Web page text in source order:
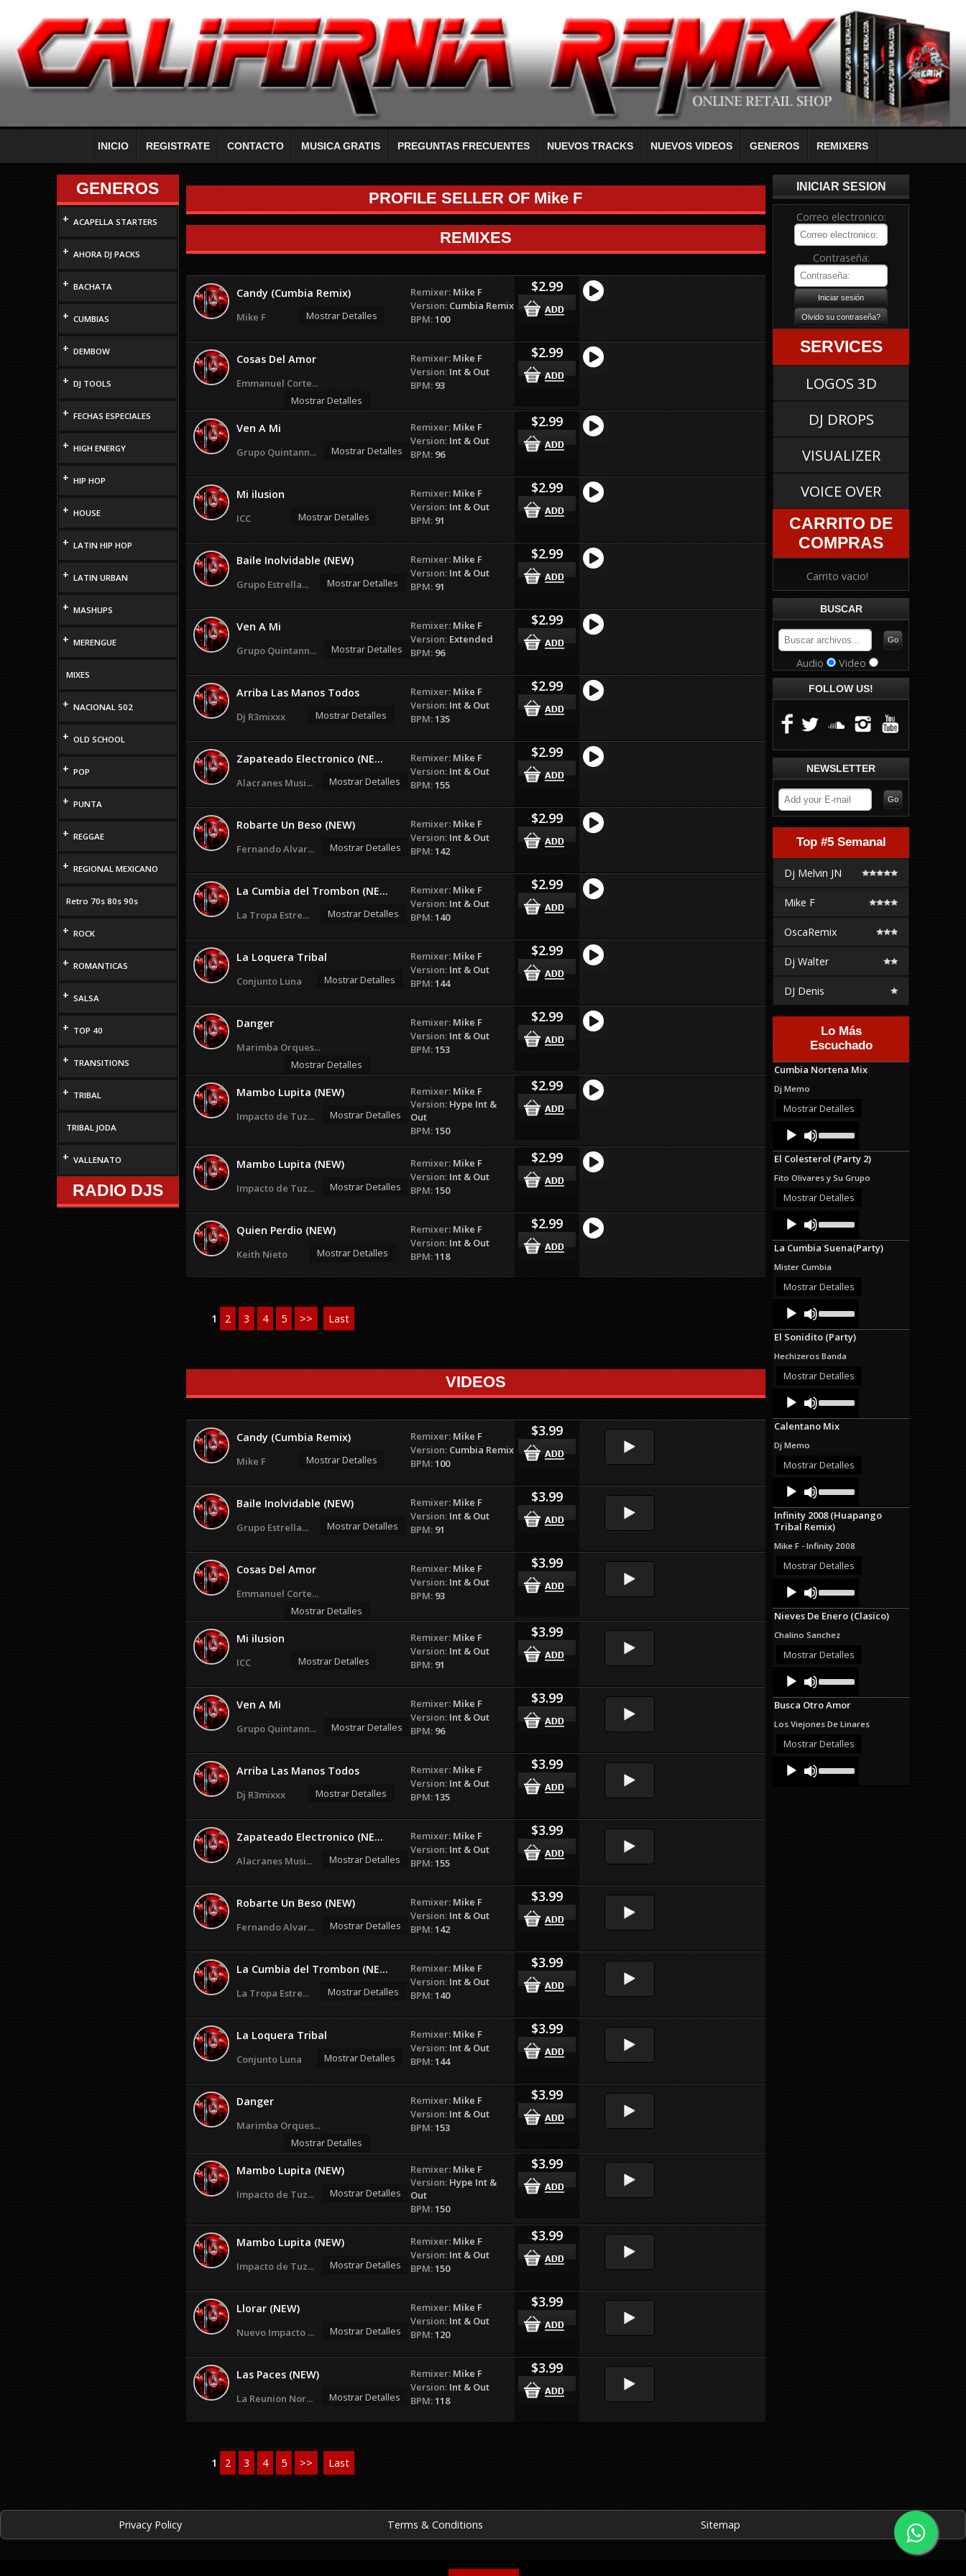
INICIO REGISTRATE CONTACTO MUSICA GRATIS PREGUNTAS FRECUENTES NUEVOS TRACKS NUEVOS VIDEOS GENEROS REMIXERS
GENEROS
+ ACAPELLA STARTERS
+ AHORA DJ PACKS
+ BACHATA
+ CUMBIAS
+ DEMBOW
+ DJ TOOLS
+ FECHAS ESPECIALES
+ HIGH ENERGY
+ HIP HOP
+ HOUSE
+ LATIN HIP HOP
+ LATIN URBAN
+ MASHUPS
+ MERENGUE
MIXES
+ NACIONAL 502
+ OLD SCHOOL
+ POP
+ PUNTA
+ REGGAE
+ REGIONAL MEXICANO
Retro 70s 80s 90s
+ ROCK
+ ROMANTICAS
+ SALSA
+ TOP 40
+ TRANSITIONS
+ TRIBAL
TRIBAL JODA
+ VALLENATO
RADIO DJS
PROFILE SELLER OF Mike F
REMIXES
Candy (Cumbia Remix)
Mike F Mostrar Detalles
Remixer: Mike F
Version: Cumbia Remix
BPM:100
$2.99
Cosas Del Amor
Emmanuel Corte...
Mostrar Detalles
Remixer: Mike F
Version: Int & Out
BPM: 93
$2.99
Ven A Mi
Grupo Quintann... Mostrar Detalles
Remixer: Mike F
Version: Int & Out
BPM: 96
$2.99
Mi ilusion
ICC Mostrar Detalles
Remixer: Mike F
Version: Int & Out
BPM: 91
$2.99
Baile Inolvidable (NEW)
Grupo Estrella... Mostrar Detalles
Remixer: Mike F
Version: Int & Out
BPM: 91
$2.99
Ven A Mi
Grupo Quintann... Mostrar Detalles
Remixer: Mike F
Version: Extended
BPM: 96
$2.99
Arriba Las Manos Todos
Dj R3mixxx Mostrar Detalles
Remixer: Mike F
Version: Int & Out
BPM:135
$2.99
Zapateado Electronico (NE...
Alacranes Musi... Mostrar Detalles
Remixer: Mike F
Version: Int & Out
BPM:155
$2.99
Robarte Un Beso (NEW)
Fernando Alvar... Mostrar Detalles
Remixer: Mike F
Version: Int & Out
BPM:142
$2.99
La Cumbia del Trombon (NE...
La Tropa Estre... Mostrar Detalles
Remixer: Mike F
Version: Int & Out
BPM:140
$2.99
La Loquera Tribal
Conjunto Luna Mostrar Detalles
Remixer: Mike F
Version: Int & Out
BPM:144
$2.99
Danger
Marimba Orques...
Mostrar Detalles
Remixer: Mike F
Version: Int & Out
BPM:153
$2.99
Mambo Lupita (NEW)
Impacto de Tuz... Mostrar Detalles
Remixer: Mike F
Version: Hype Int &
Out
BPM:150
$2.99
Mambo Lupita (NEW)
Impacto de Tuz... Mostrar Detalles
Remixer: Mike F
Version: Int & Out
BPM:150
$2.99
Quien Perdio (NEW)
Keith Nieto Mostrar Detalles
Remixer: Mike F
Version: Int & Out
BPM:118
$2.99
1 2 3 4 5 >> Last
VIDEOS
Candy (Cumbia Remix)
Mike F Mostrar Detalles
Remixer: Mike F
Version: Cumbia Remix
BPM:100
$3.99
Baile Inolvidable (NEW)
Grupo Estrella... Mostrar Detalles
Remixer: Mike F
Version: Int & Out
BPM: 91
$3.99
Cosas Del Amor
Emmanuel Corte...
Mostrar Detalles
Remixer: Mike F
Version: Int & Out
BPM: 93
$3.99
Mi ilusion
ICC Mostrar Detalles
Remixer: Mike F
Version: Int & Out
BPM: 91
$3.99
Ven A Mi
Grupo Quintann... Mostrar Detalles
Remixer: Mike F
Version: Int & Out
BPM: 96
$3.99
Arriba Las Manos Todos
Dj R3mixxx Mostrar Detalles
Remixer: Mike F
Version: Int & Out
BPM:135
$3.99
Zapateado Electronico (NE...
Alacranes Musi... Mostrar Detalles
Remixer: Mike F
Version: Int & Out
BPM:155
$3.99
Robarte Un Beso (NEW)
Fernando Alvar... Mostrar Detalles
Remixer: Mike F
Version: Int & Out
BPM:142
$3.99
La Cumbia del Trombon (NE...
La Tropa Estre... Mostrar Detalles
Remixer: Mike F
Version: Int & Out
BPM:140
$3.99
La Loquera Tribal
Conjunto Luna Mostrar Detalles
Remixer: Mike F
Version: Int & Out
BPM:144
$3.99
Danger
Marimba Orques...
Mostrar Detalles
Remixer: Mike F
Version: Int & Out
BPM:153
$3.99
Mambo Lupita (NEW)
Impacto de Tuz... Mostrar Detalles
Remixer: Mike F
Version: Hype Int &
Out
BPM:150
$3.99
Mambo Lupita (NEW)
Impacto de Tuz... Mostrar Detalles
Remixer: Mike F
Version: Int & Out
BPM:150
$3.99
Llorar (NEW)
Nuevo Impacto ... Mostrar Detalles
Remixer: Mike F
Version: Int & Out
BPM:120
$3.99
Las Paces (NEW)
La Reunion Nor... Mostrar Detalles
Remixer: Mike F
Version: Int & Out
BPM:118
$3.99
1 2 3 4 5 >> Last
INICIAR SESION
Correo electronico:
Contraseña:
SERVICES
LOGOS 3D
DJ DROPS
VISUALIZER
VOICE OVER
CARRITO DE
COMPRAS
Carrito vacio!
BUSCAR
Audio Video
FOLLOW US!
NEWSLETTER
Top #5 Semanal
Dj Melvin JN
Mike F
OscaRemix
Dj Walter
DJ Denis
Lo Más
Escuchado
Cumbia Nortena Mix
Dj Memo
Mostrar Detalles
Audio
Player
Up/Down
Arrow
keys
increase
or
El Colesterol (Party 2)
Fito Olivares y Su Grupo
Mostrar Detalles
Audio
Player
Up/Down
Arrow
keys
increase
or
La Cumbia Suena(Party)
Mister Cumbia
Mostrar Detalles
Audio
Player
Up/Down
Arrow
keys
increase
or
El Sonidito (Party)
Hechizeros Banda
Mostrar Detalles
Audio
Player
Up/Down
Arrow
keys
or
Calentano Mix
Dj Memo
Mostrar Detalles
Audio
Player
Up/Down
Arrow
keys
to
increase
or
decrease
Infinity 2008 (Huapango
Tribal Remix)
Mike F - Infinity 2008
Mostrar Detalles
Audio
Player
Up/Down
Arrow
keys
increase
or
Nieves De Enero (Clasico)
Chalino Sanchez
Mostrar Detalles
Audio
Player
Up/Down
Arrow
keys
increase
or
Busca Otro Amor
Los Viejones De Linares
Mostrar Detalles
Audio
Player
Up/Down
Privacy Policy Terms & Conditions Sitemap